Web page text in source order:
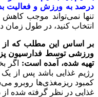
درصد به ورزش و فعالیت
تنها نمی‌تواند موجب
انتخاب کنید، در طول
بر اساس این مطلب که
ورزشی توسط فدارسیون
تهیه شده، آمده است:
کمبود ریزمغذی‌ها روبرو
غذایی در نظر گرفته شده